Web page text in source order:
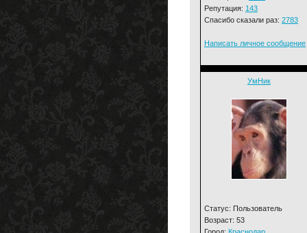
Репутация: 143
Спасибо сказали раз: 2783
Написать личное сообщение
УмНик
Статус: Пользователь
Возраст: 53
Город: Краснодар